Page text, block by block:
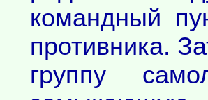
командный
противника.
группу